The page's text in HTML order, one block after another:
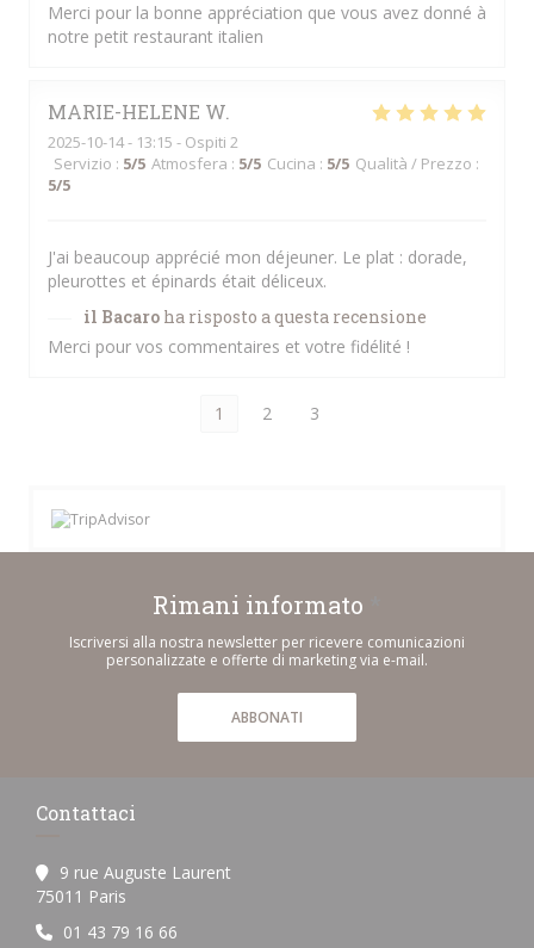
Merci pour la bonne appréciation que vous avez donné à
notre petit restaurant italien
MARIE-HELENE W
2025-10-14- 13:15 - Ospiti 2
Servizio : 5/5 Atmosfera : 5/5 Cucina : 5/5 Qualità / Prezzo :
5/5
J'ai beaucoup apprécié mon déjeuner. Le plat : dorade,
pleurottes et épinards était déliceux.
il Bacaro ha risposto a questa recensione
Merci pour vos commentaires et votre fidélité !
1 2 3
Rimani informato
Iscriversi alla nostra newsletter per ricevere comunicazioni
personalizzate e offerte di marketing via e-mail.
ABBONATI
Contattaci
9 rue Auguste Laurent
75011 Paris
01 43 79 16 66